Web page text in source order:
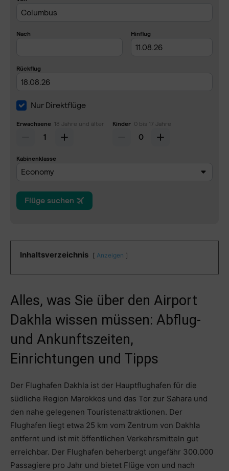
Inhaltsverzeichnis Anzeigen
Alles, was Sie über den Airport
Dakhla wissen müssen: Abflug-
und Ankunftszeiten,
Einrichtungen und Tipps
Der Flughafen Dakhla ist der Hauptflughafen für die
südliche Region Marokkos und das Tor zur Sahara und
den nahe gelegenen Touristenattraktionen. Der
Flughafen liegt etwa 25 km vom Zentrum von Dakhla
entfernt und ist mit öffentlichen Verkehrsmitteln gut
erreichbar. Der Flughafen beherbergt ungefähr 300.000
Passagiere pro Jahr und bietet Flüge von und nach